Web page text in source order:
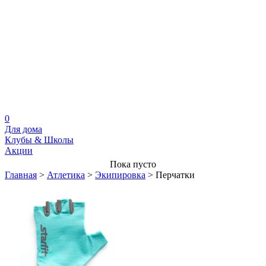
0
Для дома
Клубы & Школы
Акции
Пока пусто
Главная > Атлетика > Экипировка > Перчатки